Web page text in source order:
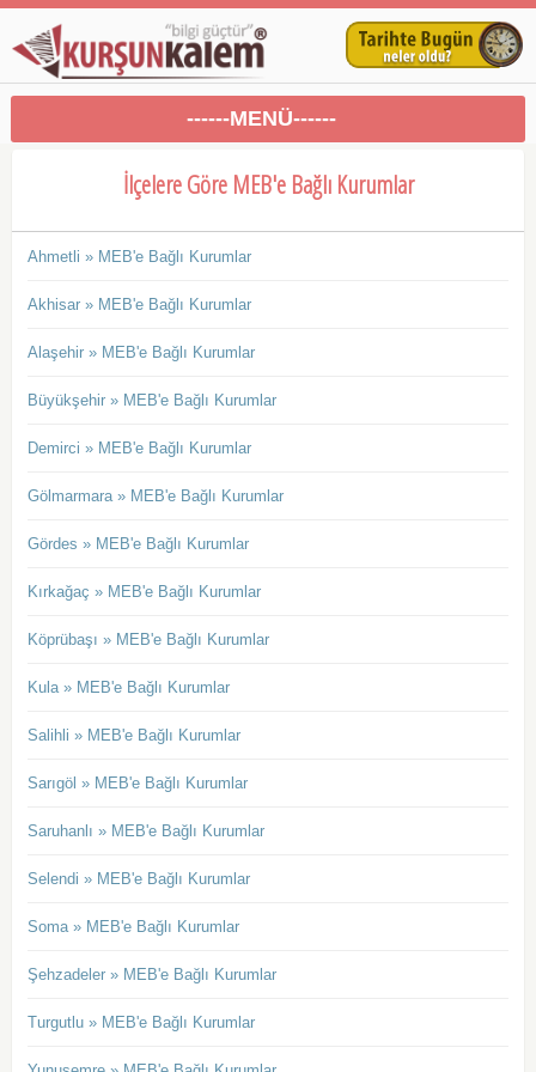
------MENÜ------
İlçelere Göre MEB'e Bağlı Kurumlar
Ahmetli » MEB'e Bağlı Kurumlar
Akhisar » MEB'e Bağlı Kurumlar
Alaşehir » MEB'e Bağlı Kurumlar
Büyükşehir » MEB'e Bağlı Kurumlar
Demirci » MEB'e Bağlı Kurumlar
Gölmarmara » MEB'e Bağlı Kurumlar
Gördes » MEB'e Bağlı Kurumlar
Kırkağaç » MEB'e Bağlı Kurumlar
Köprübaşı » MEB'e Bağlı Kurumlar
Kula » MEB'e Bağlı Kurumlar
Salihli » MEB'e Bağlı Kurumlar
Sarıgöl » MEB'e Bağlı Kurumlar
Saruhanlı » MEB'e Bağlı Kurumlar
Selendi » MEB'e Bağlı Kurumlar
Soma » MEB'e Bağlı Kurumlar
Şehzadeler » MEB'e Bağlı Kurumlar
Turgutlu » MEB'e Bağlı Kurumlar